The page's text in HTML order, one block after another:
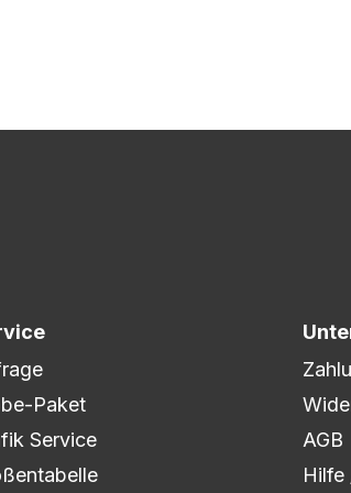
in der Lage, flexibel auf eure Wünsche
wird es zum Druck freigegeben und die
Paket
Service
AGB
Hilfe